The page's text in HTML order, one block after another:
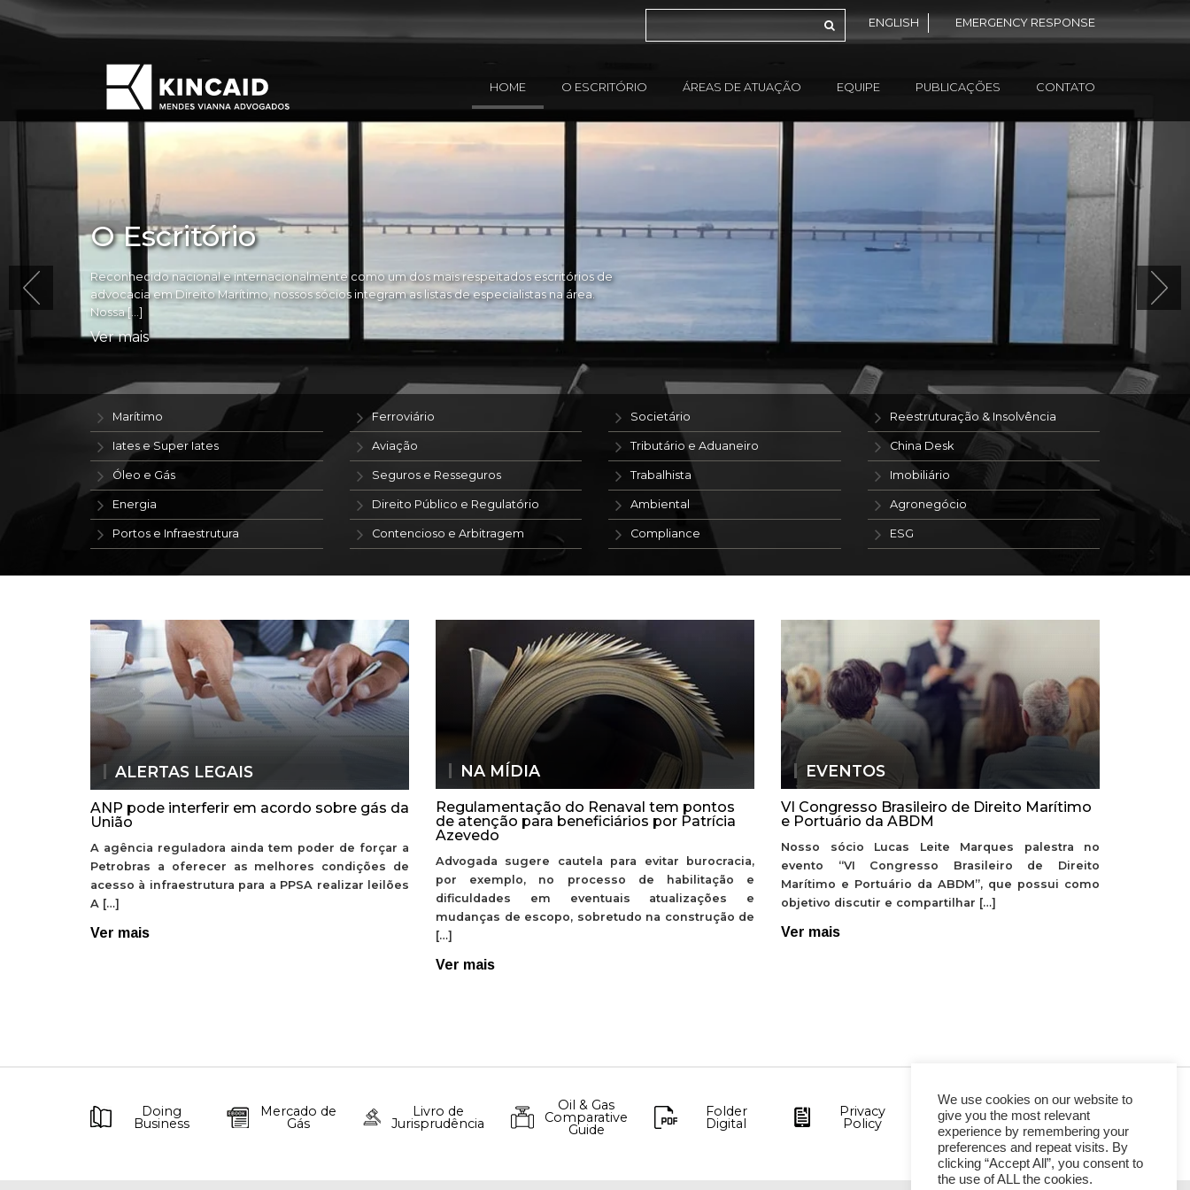
ENGLISH EMERGENCY RESPONSE
HOME O ESCRITÓRIO ÁREAS DE ATUAÇÃO EQUIPE PUBLICAÇÕES CONTATO
O Escritório
Reconhecido nacional e internacionalmente como um dos mais respeitados escritórios de
advocacia em Direito Marítimo, nossos sócios integram as listas de especialistas na área.
Nossa […]
Ver mais
Marítimo
Iates e Super Iates
Óleo e Gás
Energia
Portos e Infraestrutura
Ferroviário
Aviação
Seguros e Resseguros
Direito Público e Regulatório
Contencioso e Arbitragem
Societário
Tributário e Aduaneiro
Trabalhista
Ambiental
Compliance
Reestruturação & Insolvência
China Desk
Imobiliário
Agronegócio
ESG
ALERTAS LEGAIS
ANP pode interferir em acordo sobre gás da
União
A agência reguladora ainda tem poder de forçar a
Petrobras a oferecer as melhores condições de
acesso à infraestrutura para a PPSA realizar leilões
A […]
Ver mais
NA MÍDIA
Regulamentação do Renaval tem pontos
de atenção para beneficiários por Patrícia
Azevedo
Advogada sugere cautela para evitar burocracia,
por exemplo, no processo de habilitação e
dificuldades em eventuais atualizações e
mudanças de escopo, sobretudo na construção de
[…]
Ver mais
EVENTOS
VI Congresso Brasileiro de Direito Marítimo
e Portuário da ABDM
Nosso sócio Lucas Leite Marques palestra no
evento “VI Congresso Brasileiro de Direito
Marítimo e Portuário da ABDM”, que possui como
objetivo discutir e compartilhar […]
Ver mais
Doing
Business
Mercado de
Gás
Livro de
Jurisprudência
Oil & Gas
Comparative
Guide
Folder
Digital
Privacy
Policy
We use cookies on our website to
give you the most relevant
experience by remembering your
preferences and repeat visits. By
clicking “Accept All”, you consent to
the use of ALL the cookies.